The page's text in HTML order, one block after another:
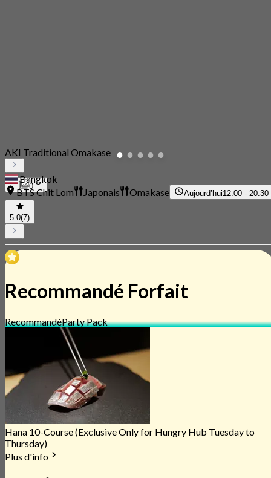
0
AKI Traditional Omakase
Bangkok
BTS Chit Lom
Japonais Omakase Aujourd’hui12:00 - 20:30
5.0(7)
Recommandé Forfait
RecommandéParty Pack
Hana 10-Course (Exclusive Only for Hungry Hub Tuesday to
Thursday)
Plus d'info